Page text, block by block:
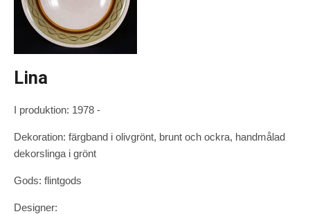
Lina
I produktion: 1978 -
Dekoration: färgband i olivgrönt, brunt och ockra, handmålad
dekorslinga i grönt
Gods: flintgods
Designer: